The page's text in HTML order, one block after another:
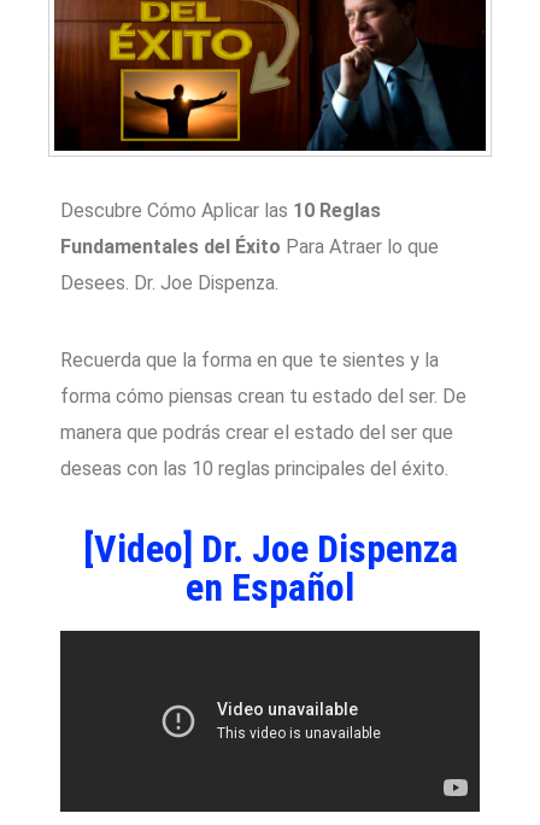
Descubre Cómo Aplicar las 10 Reglas
Fundamentales del Éxito Para Atraer lo que
Desees. Dr. Joe Dispenza.
Recuerda que la forma en que te sientes y la
forma cómo piensas crean tu estado del ser. De
manera que podrás crear el estado del ser que
deseas con las 10 reglas principales del éxito.
[Video] Dr. Joe Dispenza
en Español